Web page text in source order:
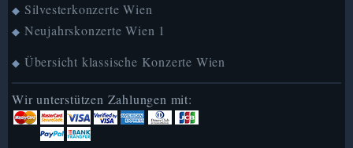
◆ Silvesterkonzerte Wien
◆ Neujahrskonzerte Wien 1
◆ Übersicht klassische Konzerte Wien
Wir unterstützen Zahlungen mit: